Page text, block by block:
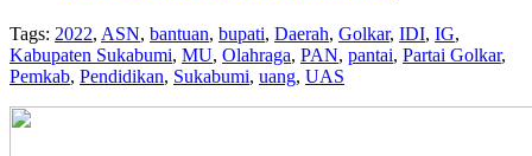
Tags: 2022, ASN, bantuan, bupati, Daerah, Golkar, IDI, IG,
Kabupaten Sukabumi, MU, Olahraga, PAN, pantai, Partai Golkar,
Pemkab, Pendidikan, Sukabumi, uang, UAS